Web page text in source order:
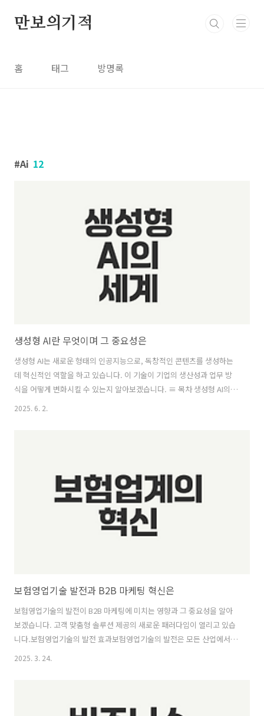
만보의기적
홈 태그 방명록
Ai 12
생성형 AI란 무엇이며 그 중요성은
생성형 AI는 새로운 형태의 인공지능으로, 독창적인 콘텐츠를 생성하는
데 혁신적인 역할을 하고 있습니다. 이 기술이 기업의 생산성과 업무 방
식을 어떻게 변화시킬 수 있는지 알아보겠습니다. ≡ 목차 생성형 AI의
작동 방식과 이점 ..
2025. 6. 2.
보험영업기술 발전과 B2B 마케팅 혁신은
보험영업기술의 발전이 B2B 마케팅에 미치는 영향과 그 중요성을 알아
보겠습니다. 고객 맞춤형 솔루션 제공의 새로운 패러다임이 열리고 있습
니다.보험영업기술의 발전 효과보험영업기술의 발전은 모든 산업에서
혁신을 불러일으키고 있으며, 특히 B2B 마케팅 세계에서도 그 영향력이
보겠습니다.데이터 분석의 중요성데이터 분석은 보험영업기술의 발전에
2025. 3. 24.